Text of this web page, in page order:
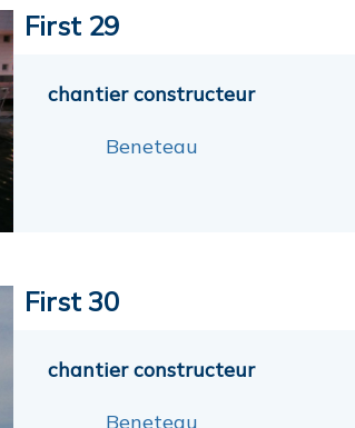
First 29
chantier constructeur
Beneteau
First 30
chantier constructeur
Beneteau